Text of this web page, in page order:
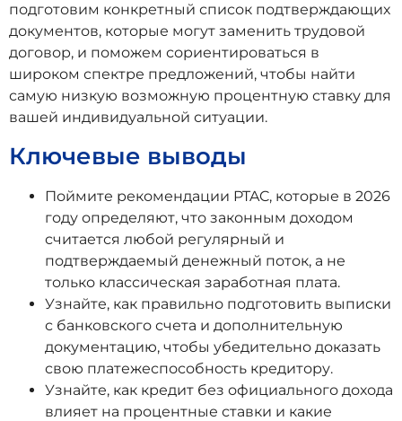
подготовим конкретный список подтверждающих
документов, которые могут заменить трудовой
договор, и поможем сориентироваться в
широком спектре предложений, чтобы найти
самую низкую возможную процентную ставку для
вашей индивидуальной ситуации.
Ключевые выводы
Поймите рекомендации PTAC, которые в 2026
году определяют, что законным доходом
считается любой регулярный и
подтверждаемый денежный поток, а не
только классическая заработная плата.
Узнайте, как правильно подготовить выписки
с банковского счета и дополнительную
документацию, чтобы убедительно доказать
свою платежеспособность кредитору.
Узнайте, как кредит без официального дохода
влияет на процентные ставки и какие